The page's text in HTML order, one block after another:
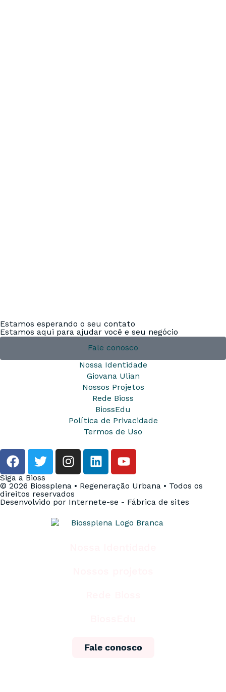
Estamos esperando o seu contato
Estamos aqui para ajudar você e seu negócio
Fale conosco
Nossa Identidade
Giovana Ulian
Nossos Projetos
Rede Bioss
BiossEdu
Política de Privacidade
Termos de Uso
Siga a Bioss
© 2026 Biossplena • Regeneração Urbana • Todos os
direitos reservados
Desenvolvido por Internete-se - Fábrica de sites
Fale conosco